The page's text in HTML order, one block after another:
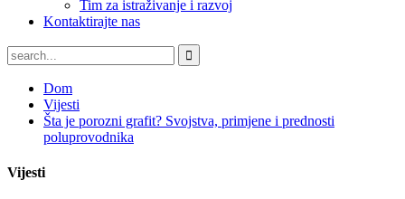
Tim za istraživanje i razvoj
Kontaktirajte nas
Dom
Vijesti
Šta je porozni grafit? Svojstva, primjene i prednosti
poluprovodnika
Vijesti